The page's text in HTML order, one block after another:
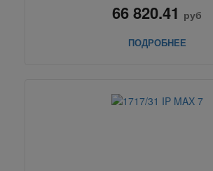
66 820.41 руб
ПОДРОБНЕЕ